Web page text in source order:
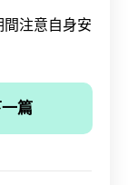
注意自身安
篇